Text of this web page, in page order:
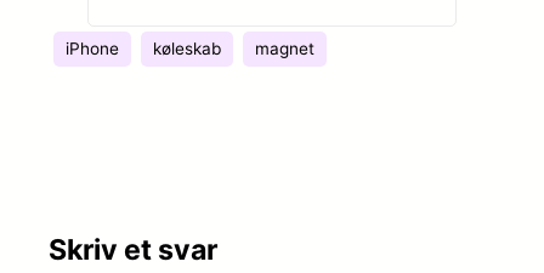
iPhone køleskab magnet
Skriv et svar